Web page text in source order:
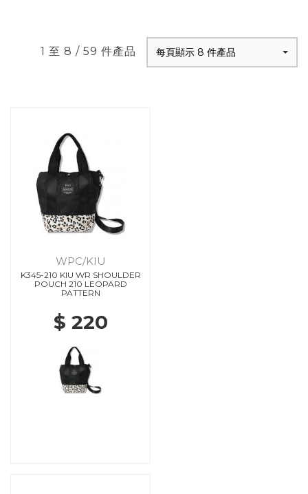
1 至 8 / 59 件產品 每頁顯示 8 件產品
WPC/KIU
K345-210 KIU WR SHOULDER
POUCH 210 LEOPARD
PATTERN
$ 220